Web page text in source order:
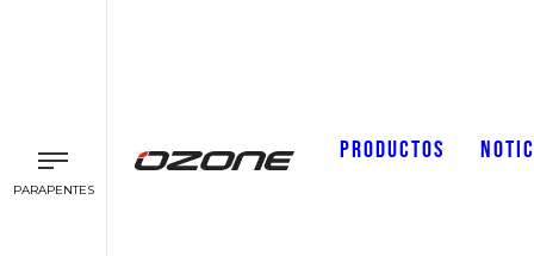
PARAPENTES
PRODUCTOS